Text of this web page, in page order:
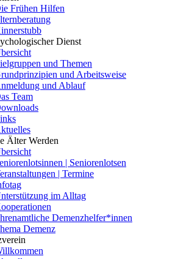
Frühen Hilfen
Dienst
und Themen
und Arbeitsweise
und Ablauf
Team
Älter Werden
| Seniorenlotsen
| Termine
im Alltag
Demenzhelfer*innen
Demenz